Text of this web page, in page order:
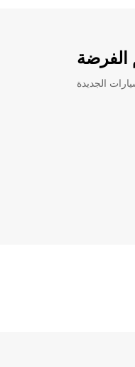
الفرضة
الجديدة